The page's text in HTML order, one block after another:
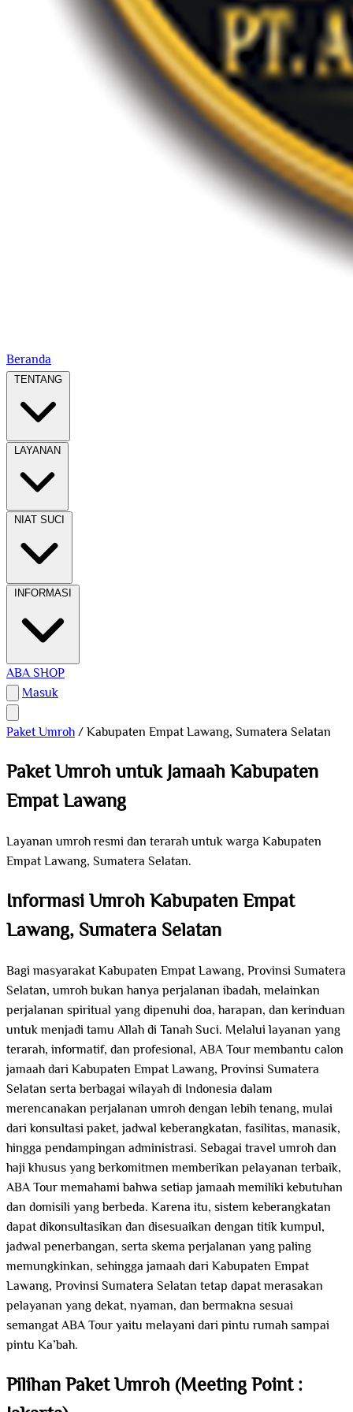
Beranda
TENTANG
LAYANAN
NIAT SUCI
INFORMASI
ABA SHOP
Masuk
Paket Umroh/Kabupaten Empat Lawang, Sumatera Selatan
Paket Umroh untuk Jamaah Kabupaten
Empat Lawang
Layanan umroh resmi dan terarah untuk warga Kabupaten
Empat Lawang, Sumatera Selatan.
Informasi Umroh Kabupaten Empat
Lawang, Sumatera Selatan
Bagi masyarakat Kabupaten Empat Lawang, Provinsi Sumatera
Selatan, umroh bukan hanya perjalanan ibadah, melainkan
perjalanan spiritual yang dipenuhi doa, harapan, dan kerinduan
untuk menjadi tamu Allah di Tanah Suci. Melalui layanan yang
terarah, informatif, dan profesional, ABA Tour membantu calon
jamaah dari Kabupaten Empat Lawang, Provinsi Sumatera
Selatan serta berbagai wilayah di Indonesia dalam
merencanakan perjalanan umroh dengan lebih tenang, mulai
dari konsultasi paket, jadwal keberangkatan, fasilitas, manasik,
hingga pendampingan administrasi. Sebagai travel umroh dan
haji khusus yang berkomitmen memberikan pelayanan terbaik,
ABA Tour memahami bahwa setiap jamaah memiliki kebutuhan
dan domisili yang berbeda. Karena itu, sistem keberangkatan
dapat dikonsultasikan dan disesuaikan dengan titik kumpul,
jadwal penerbangan, serta skema perjalanan yang paling
memungkinkan, sehingga jamaah dari Kabupaten Empat
Lawang, Provinsi Sumatera Selatan tetap dapat merasakan
pelayanan yang dekat, nyaman, dan bermakna sesuai
semangat ABA Tour yaitu melayani dari pintu rumah sampai
pintu Ka’bah.
Pilihan Paket Umroh (Meeting Point :